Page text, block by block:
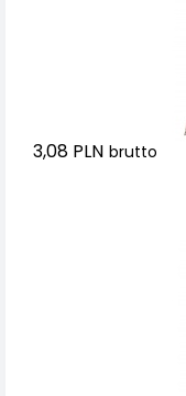
3,08 PLN brutto